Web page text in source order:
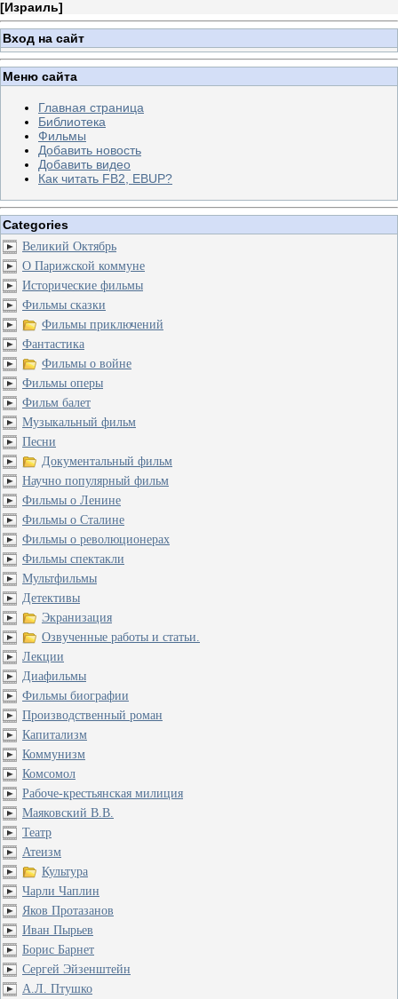
[Израиль]
Вход на сайт
Меню сайта
Главная страница
Библиотека
Фильмы
Добавить новость
Добавить видео
Как читать FB2, EBUP?
Categories
Великий Октябрь
О Парижской коммуне
Исторические фильмы
Фильмы сказки
Фильмы приключений
Фантастика
Фильмы о войне
Фильмы оперы
Фильм балет
Музыкальный фильм
Песни
Документальный фильм
Научно популярный фильм
Фильмы о Ленине
Фильмы о Сталине
Фильмы о революционерах
Фильмы спектакли
Мультфильмы
Детективы
Экранизация
Озвученные работы и статьи.
Лекции
Диафильмы
Фильмы биографии
Производственный роман
Капитализм
Коммунизм
Комсомол
Рабоче-крестьянская милиция
Маяковский В.В.
Театр
Атеизм
Культура
Чарли Чаплин
Яков Протазанов
Иван Пырьев
Борис Барнет
Сергей Эйзенштейн
А.Л. Птушко